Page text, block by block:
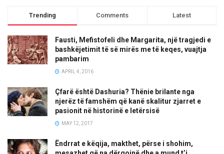
Trending Comments Latest
Fausti, Mefistofeli dhe Margarita, një tragjedi e
bashkëjetimit të së mirës me të keqes, vuajtja
pambarim
APRIL 4, 2016
Çfarë është Dashuria? Thënie brilante nga
njerëz të famshëm që kanë skalitur zjarret e
pasionit në historinë e letërsisë
MAY 12, 2017
Ëndrrat e këqija, makthet, përse i shohim,